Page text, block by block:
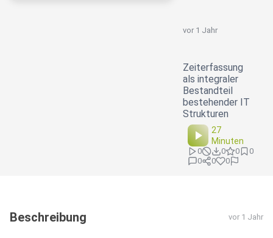
vor 1 Jahr
Zeiterfassung
als integraler
Bestandteil
bestehender IT
Strukturen
27
Minuten
0 0 0
0
0
0 0
Beschreibung vor 1 Jahr